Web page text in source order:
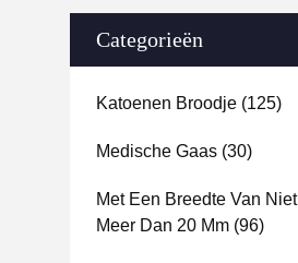
Categorieën
Katoenen Broodje (125)
Medische Gaas (30)
Met Een Breedte Van Niet
Meer Dan 20 Mm (96)